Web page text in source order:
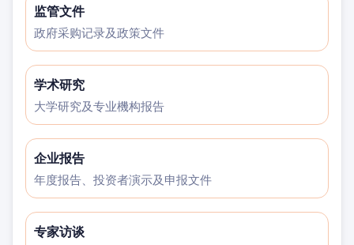
监管文件
政府采购记录及政策文件
学术研究
大学研究及专业機构报告
企业报告
年度报告、投资者演示及申报文件
专家访谈